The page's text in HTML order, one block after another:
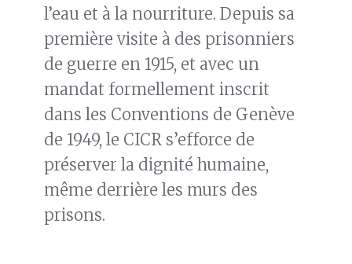
l’eau et à la nourriture. Depuis sa
première visite à des prisonniers
de guerre en 1915, et avec un
mandat formellement inscrit
dans les Conventions de Genève
de 1949, le CICR s’efforce de
préserver la dignité humaine,
même derrière les murs des
prisons.